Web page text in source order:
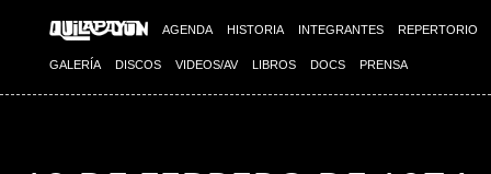
AGENDA HISTORIA INTEGRANTES REPERTORIO
GALERÍA DISCOS VIDEOS/AV LIBROS DOCS PRENSA